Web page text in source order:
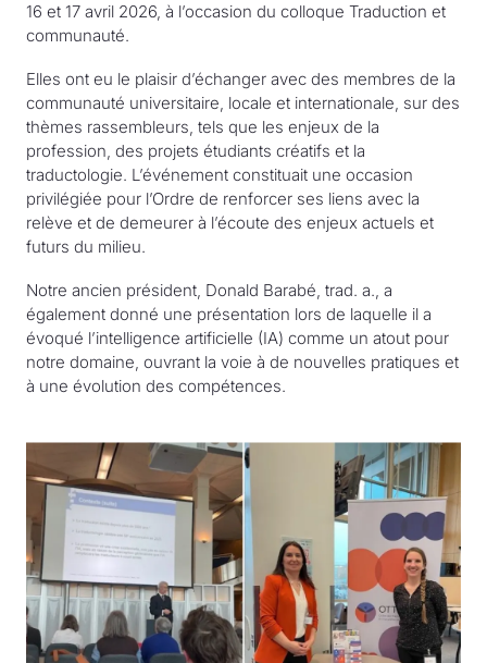
16 et 17 avril 2026, à l’occasion du colloque Traduction et
communauté.
Elles ont eu le plaisir d’échanger avec des membres de la
communauté universitaire, locale et internationale, sur des
thèmes rassembleurs, tels que les enjeux de la
profession, des projets étudiants créatifs et la
traductologie. L’événement constituait une occasion
privilégiée pour l’Ordre de renforcer ses liens avec la
relève et de demeurer à l’écoute des enjeux actuels et
futurs du milieu.
Notre ancien président, Donald Barabé, trad. a., a
également donné une présentation lors de laquelle il a
évoqué l’intelligence artificielle (IA) comme un atout pour
notre domaine, ouvrant la voie à de nouvelles pratiques et
à une évolution des compétences.